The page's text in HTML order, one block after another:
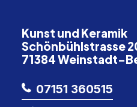
Kunst und Keramik
Schönbühlstrasse
71384 Weinstadt-
07151 360515